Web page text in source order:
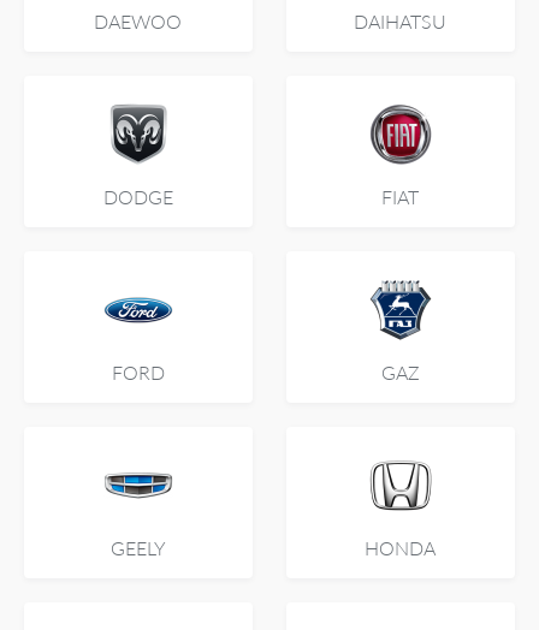
DAEWOO DAIHATSU
DODGE FIAT
FORD GAZ
GEELY HONDA